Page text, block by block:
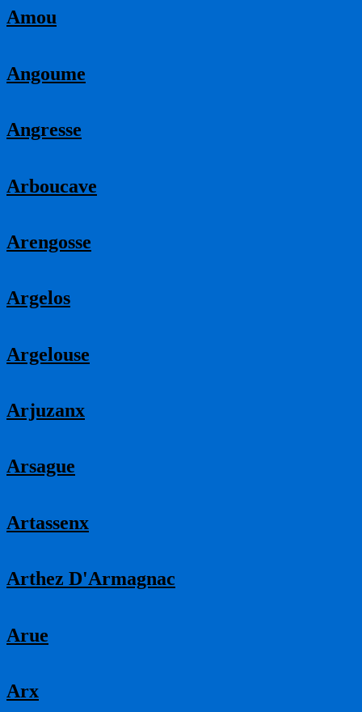
Amou
Angoume
Angresse
Arboucave
Arengosse
Argelos
Argelouse
Arjuzanx
Arsague
Artassenx
Arthez D'Armagnac
Arue
Arx